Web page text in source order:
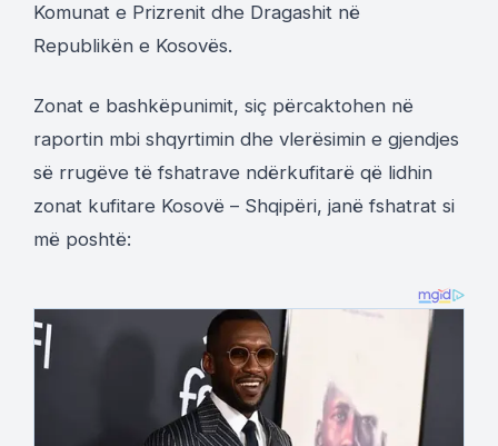
Komunat e Prizrenit dhe Dragashit në
Republikën e Kosovës.
Zonat e bashkëpunimit, siç përcaktohen në
raportin mbi shqyrtimin dhe vlerësimin e gjendjes
së rrugëve të fshatrave ndërkufitarë që lidhin
zonat kufitare Kosovë – Shqipëri, janë fshatrat si
më poshtë: